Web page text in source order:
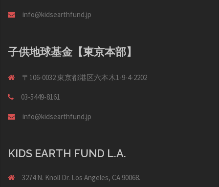
info@kidsearthfund.jp
子供地球基金【東京本部】
〒106-0032 東京都港区六本木1-9-4-2202
03-5449-8161
info@kidsearthfund.jp
KIDS EARTH FUND L.A.
3274 N. Knoll Dr. Los Angeles, CA 90068.